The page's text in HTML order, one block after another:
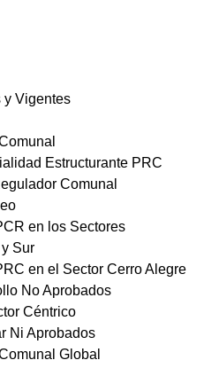
y Vigentes
Estructurante PRC
Comunal
en los Sectores
Sur
en el Sector Cerro Alegre
No Aprobados
Céntrico
Ni Aprobados
Global